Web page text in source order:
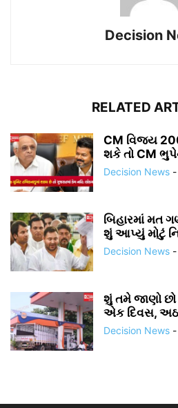
Decision
RELATED
CM વિજય
શકે તો CM
Decision News -
બિહારમાં મત
શું આપ્યું મોટું
Decision News -
શું તમે જાણો છો
એક દિવસ,
Decision News -